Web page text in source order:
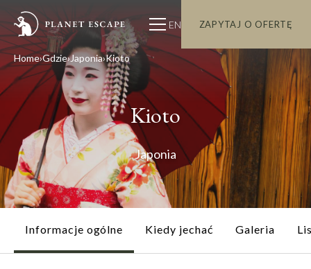
EN ZAPYTAJ O OFERTĘ
Home Gdzie Japonia Kioto
Kioto
Japonia
Informacje ogólne Kiedy jechać Galeria